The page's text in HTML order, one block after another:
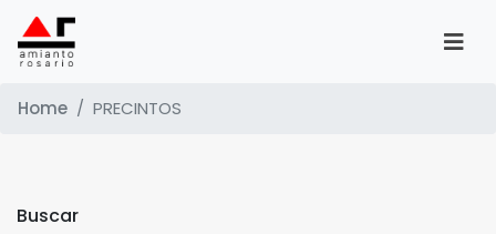
Home PRECINTOS
Buscar